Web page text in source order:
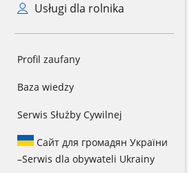
Usługi dla rolnika
Profil zaufany
Baza wiedzy
Serwis Służby Cywilnej
Сайт для громадян України
–Serwis dla obywateli Ukrainy